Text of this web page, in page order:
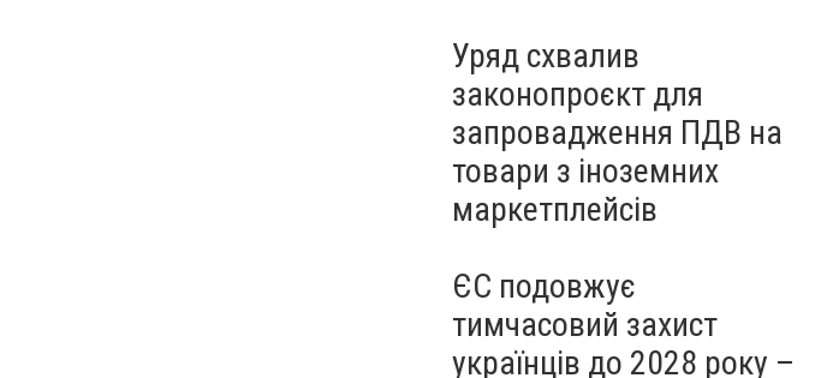
Уряд схвалив
законопроєкт для
запровадження ПДВ на
товари з іноземних
маркетплейсів
ЄС подовжує
тимчасовий захист
українців до 2028 року –